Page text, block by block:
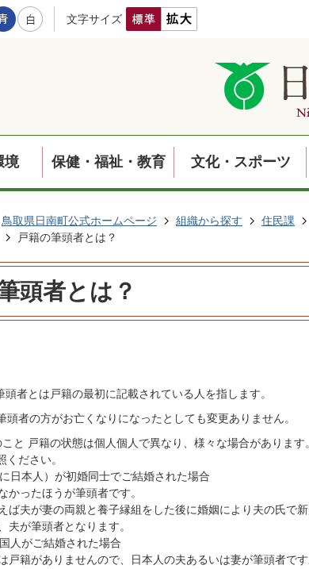
文字サイズ
境 保健・福祉・教育 文化・スポーツ
鳥取県日南町公式ホームページ 組織から探す 住民課
戸籍の筆頭者とは？
頭者とは？
頭者とは戸籍の最初に記載されている人を指します。
頭者の方がお亡くなりになったとしても変更ありません。
と 戸籍の状態は個人個人で異なり、様々な場合があります
ください。
本人）が初婚同士でご結婚された場合
たほうが筆頭者です。
が妻の両親と養子縁組をした後に婚姻により夫の氏で新
筆頭者となります。
がご結婚された場合
がありませんので、日本人の夫あるいは妻が筆頭者です